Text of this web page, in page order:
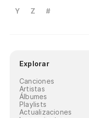
Y
Z #
Explorar
Canciones
Artistas
Álbumes
Playlists
Actualizaciones